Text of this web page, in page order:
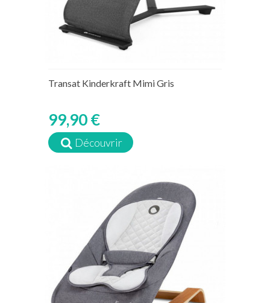
Transat Kinderkraft Mimi Gris
99,90 €
Découvrir